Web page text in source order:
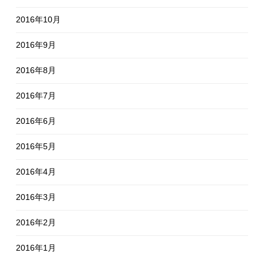
2016年10月
2016年9月
2016年8月
2016年7月
2016年6月
2016年5月
2016年4月
2016年3月
2016年2月
2016年1月